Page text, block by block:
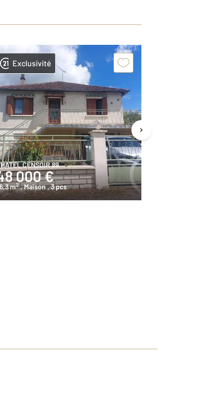
Exclusivité
CENSOIR 89
000 €
m2 , Maison, 3 pcs